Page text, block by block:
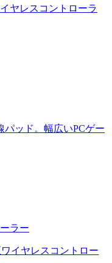
ヤレスコントローラ
パッド。幅広いPCゲー
ラー
イヤレスコントロー